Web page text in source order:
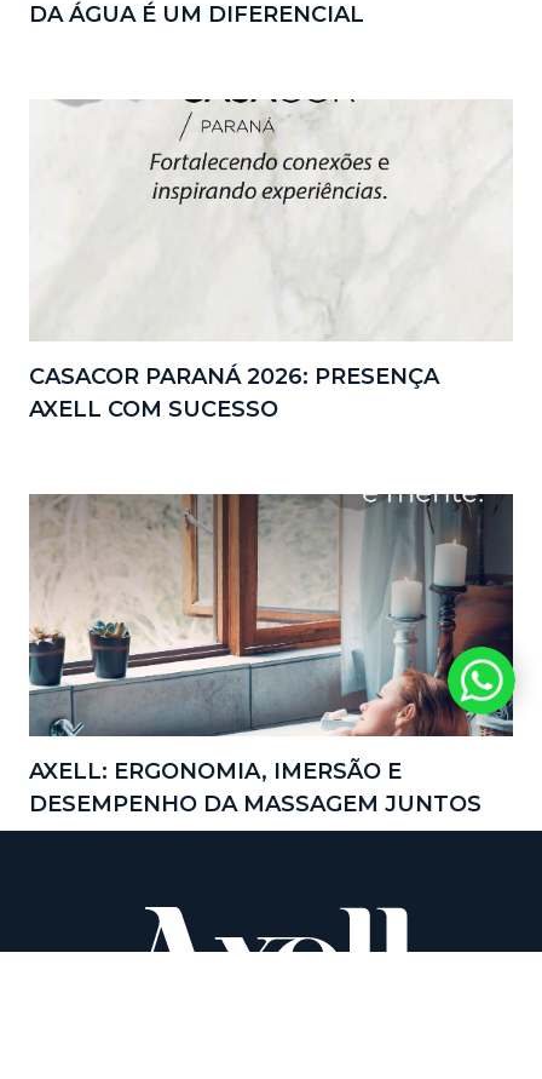
DA ÁGUA É UM DIFERENCIAL
CASACOR PARANÁ 2026: PRESENÇA
AXELL COM SUCESSO
AXELL: ERGONOMIA, IMERSÃO E
DESEMPENHO DA MASSAGEM JUNTOS